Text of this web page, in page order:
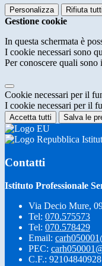
Personalizza Rifiuta tutti
Gestione cookie
In questa schermata è
I cookie necessari sono
Per conoscere quali
Cookie necessari per il
I cookie necessari per il
Accetta tutti Salva le
Contatti
Istituto Professionale
Via Decio Mure,
Tel: 070.575573
Tel: 070.578429
Email:
PEC:
C.F.: 92104840928